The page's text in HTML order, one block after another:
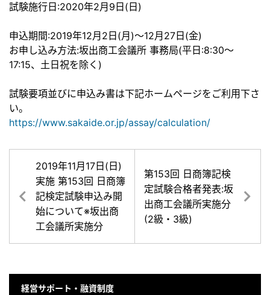
試験施行日:2020年2月9日(日)
申込期間:2019年12月2日(月)～12月27日(金)
お申し込み方法:坂出商工会議所 事務局(平日:8:30～
17:15、土日祝を除く)
試験要項並びに申込み書は下記ホームページをご利用下さ
い。
https://www.sakaide.or.jp/assay/calculation/
2019年11月17日(日)
実施 第153回 日商簿
記検定試験申込み開
始について※坂出商
工会議所実施分
第153回 日商簿記検
定試験合格者発表:坂
出商工会議所実施分
(2級・3級)
経営サポート・融資制度